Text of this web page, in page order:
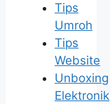
Tips
Umroh
Tips
Website
Unboxing
Elektronik